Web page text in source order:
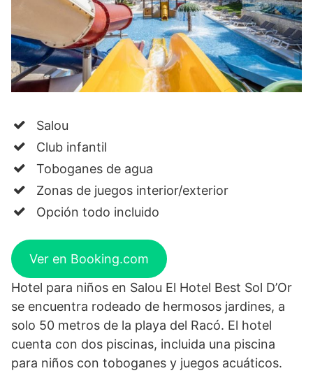
Salou
Club infantil
Toboganes de agua
Zonas de juegos interior/exterior
Opción todo incluido
Ver en Booking.com
Hotel para niños en Salou El Hotel Best Sol D’Or
se encuentra rodeado de hermosos jardines, a
solo 50 metros de la playa del Racó. El hotel
cuenta con dos piscinas, incluida una piscina
para niños con toboganes y juegos acuáticos.